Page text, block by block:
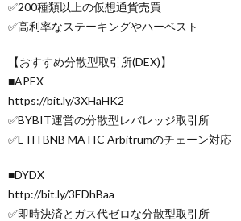
✅200種類以上の仮想通貨売買
✅高利率なステーキングやハーベスト
【おすすめ分散型取引所(DEX)】
■APEX
https://bit.ly/3XHaHK2
✅BYBIT運営の分散型レバレッジ取引所
✅ETH BNB MATIC Arbitrumのチェーン対応
■DYDX
http://bit.ly/3EDhBaa
✅即時決済とガス代ゼロな分散型取引所